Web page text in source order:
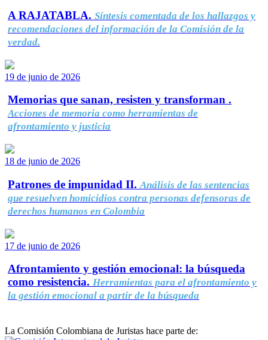
A RAJATABLA. Síntesis comentada de los hallazgos y
recomendaciones del información de la Comisión de la
verdad.
19 de junio de 2026
Memorias que sanan, resisten y transforman .
Acciones de memoria como herramientas de
afrontamiento y justicia
18 de junio de 2026
Patrones de impunidad II. Análisis de las sentencias
que resuelven homicidios contra personas defensoras de
derechos humanos en Colombia
17 de junio de 2026
Afrontamiento y gestión emocional: la búsqueda
como resistencia. Herramientas para el afrontamiento y
la gestión emocional a partir de la búsqueda
La Comisión Colombiana de Juristas hace parte de: